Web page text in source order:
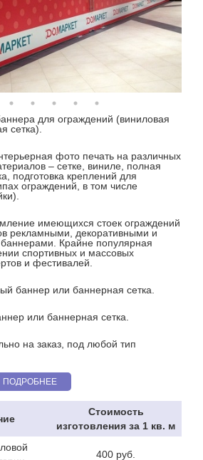
для ограждений (виниловая
сетка).
фото печать на различных
– сетке, виниле, полная
подготовка креплений для
ограждений, в том числе
имеющихся стоек ограждений
рекламными, декоративными и
Крайне популярная
спортивных и массовых
и фестивалей.
баннер или баннерная сетка.
или баннерная сетка.
на заказ, под любой тип
ПОДРОБНЕЕ
Стоимость
изготовления за 1 кв. м
400 руб.